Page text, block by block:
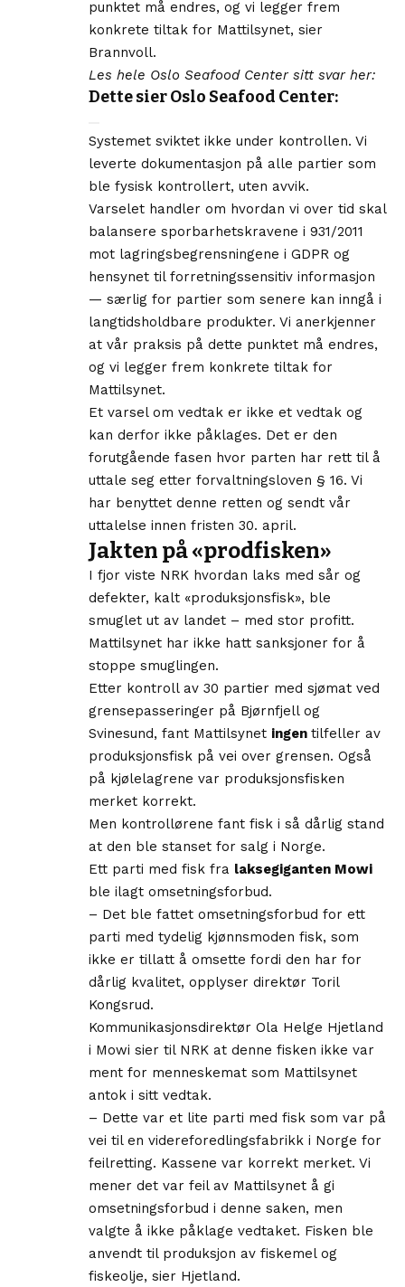
punktet må endres, og vi legger frem
konkrete tiltak for Mattilsynet, sier
Brannvoll.
Les hele Oslo Seafood Center sitt svar her:
Dette sier Oslo Seafood Center:
Systemet sviktet ikke under kontrollen. Vi
leverte dokumentasjon på alle partier som
ble fysisk kontrollert, uten avvik.
Varselet handler om hvordan vi over tid skal
balansere sporbarhetskravene i 931/2011
mot lagringsbegrensningene i GDPR og
hensynet til forretningssensitiv informasjon
— særlig for partier som senere kan inngå i
langtidsholdbare produkter. Vi anerkjenner
at vår praksis på dette punktet må endres,
og vi legger frem konkrete tiltak for
Mattilsynet.
Et varsel om vedtak er ikke et vedtak og
kan derfor ikke påklages. Det er den
forutgående fasen hvor parten har rett til å
uttale seg etter forvaltningsloven § 16. Vi
har benyttet denne retten og sendt vår
uttalelse innen fristen 30. april.
Jakten på «prodfisken»
I fjor viste NRK hvordan laks med sår og
defekter, kalt «produksjonsfisk», ble
smuglet ut av landet – med stor profitt.
Mattilsynet har ikke hatt sanksjoner for å
stoppe smuglingen.
Etter kontroll av 30 partier med sjømat ved
grensepasseringer på Bjørnfjell og
Svinesund, fant Mattilsynet ingen tilfeller av
produksjonsfisk på vei over grensen. Også
på kjølelagrene var produksjonsfisken
merket korrekt.
Men kontrollørene fant fisk i så dårlig stand
at den ble stanset for salg i Norge.
Ett parti med fisk fra laksegiganten Mowi
ble ilagt omsetningsforbud.
– Det ble fattet omsetningsforbud for ett
parti med tydelig kjønnsmoden fisk, som
ikke er tillatt å omsette fordi den har for
dårlig kvalitet, opplyser direktør Toril
Kongsrud.
Kommunikasjonsdirektør Ola Helge Hjetland
i Mowi sier til NRK at denne fisken ikke var
ment for menneskemat som Mattilsynet
antok i sitt vedtak.
– Dette var et lite parti med fisk som var på
vei til en videreforedlingsfabrikk i Norge for
feilretting. Kassene var korrekt merket. Vi
mener det var feil av Mattilsynet å gi
omsetningsforbud i denne saken, men
valgte å ikke påklage vedtaket. Fisken ble
anvendt til produksjon av fiskemel og
fiskeolje, sier Hjetland.